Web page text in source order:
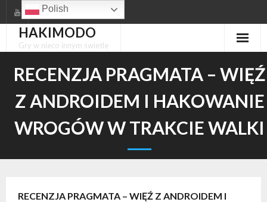
to
contentHAKIMODO
Gry w nieco innym świetle
RECENZJA PRAGMATA – WIĘŹ
Z ANDROIDEM I HAKOWANIE
WROGÓW W TRAKCIE WALKI
RECENZJA PRAGMATA – WIĘŹ Z ANDROIDEM I
Polish